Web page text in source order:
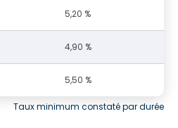
5,20 %
4,90 %
5,50 %
Taux minimum constaté par durée